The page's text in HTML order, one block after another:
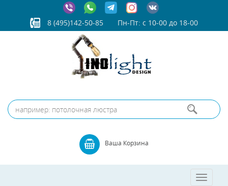
8 (495)142-50-85 Пн-Пт: с 10-00 до 18-00
Ваша Корзина
Toggle